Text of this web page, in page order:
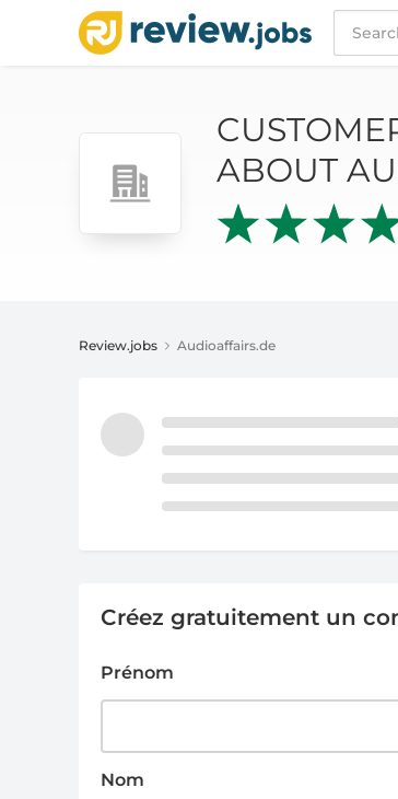
CUSTOMER SERVICE AND
ABOUT
Review.jobs Audioaffairs.de
Créez gratuitement un
Prénom
Nom